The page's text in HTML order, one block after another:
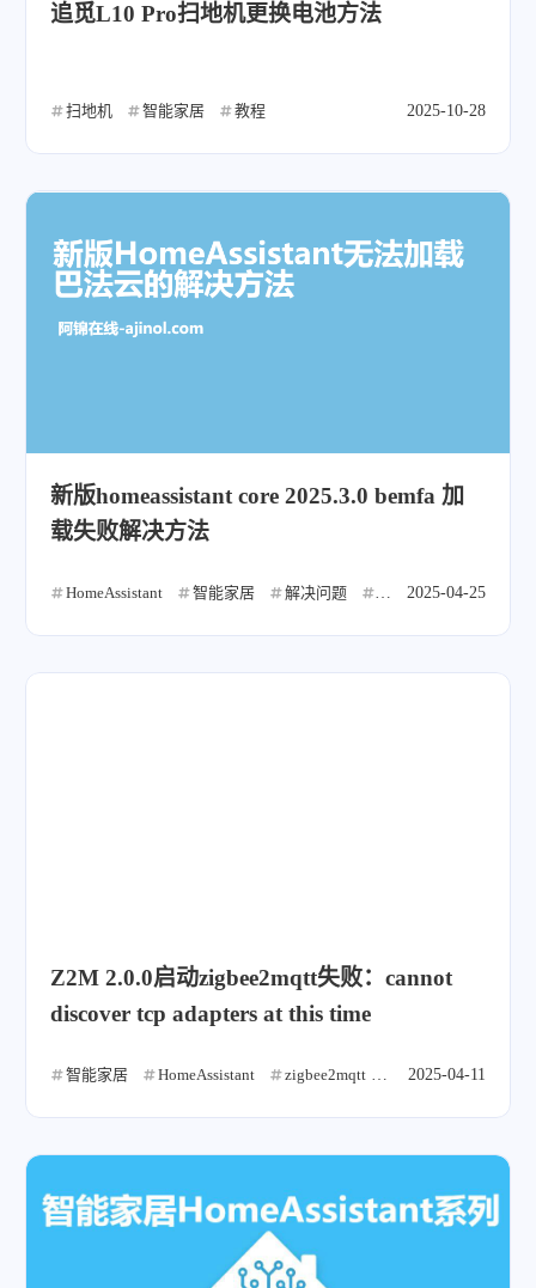
追觅L10 Pro扫地机更换电池方法
扫地机 智能家居 教程 2025-10-28
新版homeassistant core 2025.3.0 bemfa 加
载失败解决方法
HomeAssistant 智能家居 解决问题 巴法云2025-04-25
Z2M 2.0.0启动zigbee2mqtt失败：cannot
discover tcp adapters at this time
智能家居 HomeAssistant zigbee2mqtt 解决问题
2025-04-11